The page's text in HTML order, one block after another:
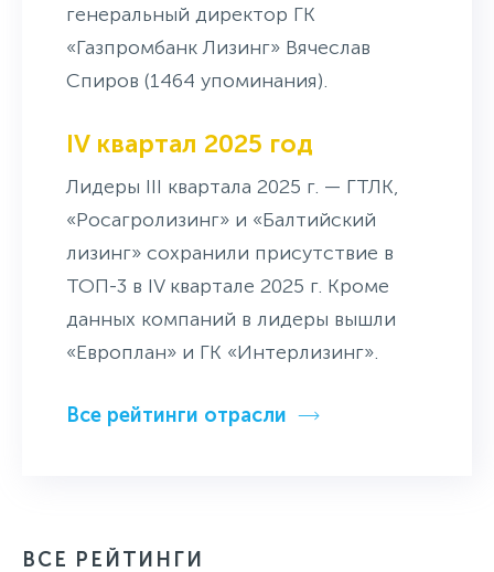
генеральный директор ГК
«Газпромбанк Лизинг» Вячеслав
Спиров (1464 упоминания).
IV квартал 2025 год
Лидеры III квартала 2025 г. — ГТЛК,
«Росагролизинг» и «Балтийский
лизинг» сохранили присутствие в
ТОП-3 в IV квартале 2025 г. Кроме
данных компаний в лидеры вышли
«Европлан» и ГК «Интерлизинг».
Все рейтинги отрасли
ВСЕ РЕЙТИНГИ